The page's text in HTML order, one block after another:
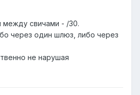
между свичами - /30.
через один шлюз, либо через
не нарушая